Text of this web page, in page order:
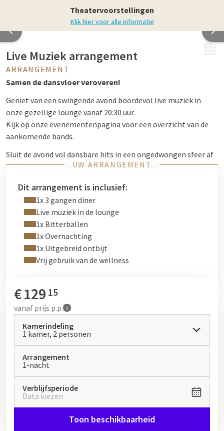
Theatervoorstellingen
Klik hier voor alle informatie
Live Muziek arrangement
ARRANGEMENT
Samen de dansvloer veroveren!
Geniet van een swingende avond boordevol live muziek in
onze gezellige lounge vanaf 20:30 uur.
Kijk op onze evenementenpagina voor een overzicht van de
aankomende bands.
Sluit de avond vol dansbare hits in een ongedwongen sfeer af
in een prachtige hotelkamer.UW ARRANGEMENT
Dit arrangement is inclusief:
1x 3 gangen diner
Live muziek in de lounge
1x Bitterballen
1x Overnachting
1x Uitgebreid ontbijt
Vrij gebruik van de wellness
€129 15
vanaf prijs p.p.
Kamerindeling
1 kamer, 2 personen
Arrangement
1-nacht
Verblijfsperiode
Data kiezen
Toon beschikbaarheid